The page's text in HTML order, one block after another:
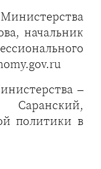
начальник
–
Саранский,
политики в